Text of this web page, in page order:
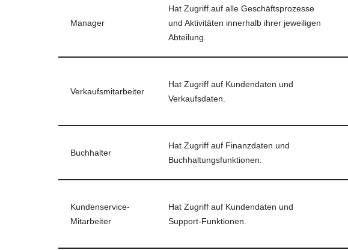
Manager
Hat Zugriff auf alle Geschäftsprozesse
und Aktivitäten innerhalb ihrer jeweiligen
Abteilung.
Verkaufsmitarbeiter
Hat Zugriff auf Kundendaten und
Verkaufsdaten.
Buchhalter
Hat Zugriff auf Finanzdaten und
Buchhaltungsfunktionen.
Kundenservice-
Mitarbeiter
Hat Zugriff auf Kundendaten und
Support-Funktionen.